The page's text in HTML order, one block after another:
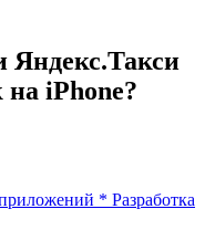
Яндекс.Такси
iPhone?
* Разработка